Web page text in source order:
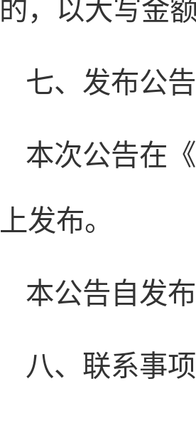
的，以大写金
七、发布公
本次公告在
上发布。
本公告自发
八、联系事项